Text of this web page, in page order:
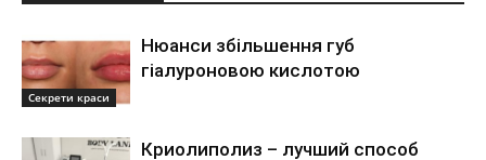
Секрети краси
Нюанси збільшення губ
гіалуроновою кислотою
Криолиполиз – лучший способ